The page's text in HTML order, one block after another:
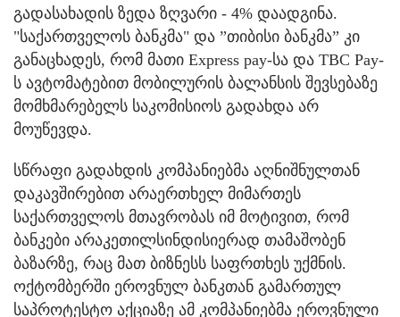
გადასახადის ზედა ზღვარი - 4% დაადგინა.
"საქართველოს ბანკმა" და ”თიბისი ბანკმა” კი
განაცხადეს, რომ მათი Express pay-სა და TBC Pay-
ს ავტომატებით მობილურის ბალანსის შევსებაზე
მომხმარებელს საკომისიოს გადახდა არ
მოუწევდა.
სწრაფი გადახდის კომპანიებმა აღნიშნულთან
დაკავშირებით არაერთხელ მიმართეს
საქართველოს მთავრობას იმ მოტივით, რომ
ბანკები არაკეთილსინდისიერად თამაშობენ
ბაზარზე, რაც მათ ბიზნესს საფრთხეს უქმნის.
ოქტომბერში ეროვნულ ბანკთან გამართულ
საპროტესტო აქციაზე ამ კომპანიებმა ეროვნული